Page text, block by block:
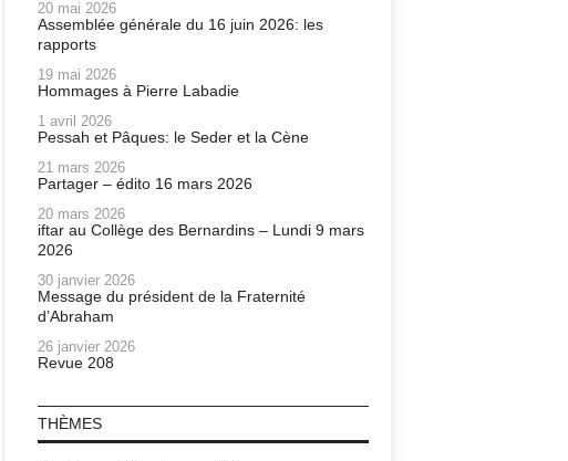
20 mai 2026
Assemblée générale du 16 juin 2026: les
rapports
19 mai 2026
Hommages à Pierre Labadie
1 avril 2026
Pessah et Pâques: le Seder et la Cène
21 mars 2026
Partager – édito 16 mars 2026
20 mars 2026
iftar au Collège des Bernardins – Lundi 9 mars
2026
30 janvier 2026
Message du président de la Fraternité
d’Abraham
26 janvier 2026
Revue 208
THÈMES